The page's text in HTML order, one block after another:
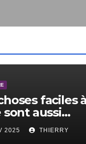
faciles à
aussi
à ne pas
2025 THIERRY